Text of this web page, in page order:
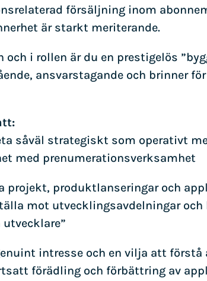
försäljning inom
är starkt meriterande.
och i rollen är du en prestigelös
ansvarstagande och brinner
såväl strategiskt som operativt
med prenumerationsverksamhet
projekt, produktlanseringar och
mot utvecklingsavdelningar
intresse och en vilja att
förädling och förbättring av